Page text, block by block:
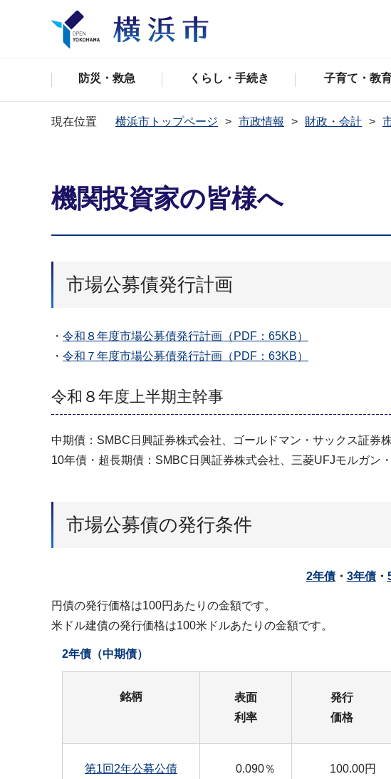
防災・救急 くらし・手続き 子育て・教
現在位置 横浜市トップページ 市政情報 財政・会計
機関投資家の皆様へ
市場公募債発行計画
・ 令和８年度市場公募債発行計画（PDF：65KB）
・ 令和７年度市場公募債発行計画（PDF：63KB）
令和８年度上半期主幹事
中期債：SMBC日興証券株式会社、ゴールドマン・サックス証券
10年債・超長期債：SMBC日興証券株式会社、三菱UFJモルガン
市場公募債の発行条件
2年債・ 3年債・
円債の発行価格は100円あたりの金額です。
米ドル建債の発行価格は100米ドルあたりの金額です。
2年債（中期債）
銘柄
表面
利率
発行
価格
第1回2年公募公債
0.090％ 100.00円